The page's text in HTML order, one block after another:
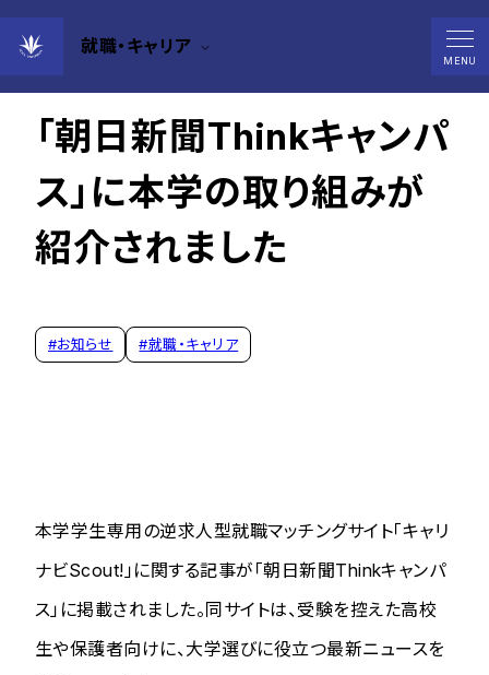
就職・キャリア
MENU
2024年10月17日
「朝日新聞Thinkキャンパ
ス」に本学の取り組みが
紹介されました
#お知らせ #就職・キャリア
本学学生専用の逆求人型就職マッチングサイト「キャリ
ナビScout!」に関する記事が「朝日新聞Thinkキャンパ
ス」に掲載されました。同サイトは、受験を控えた高校
生や保護者向けに、大学選びに役立つ最新ニュース​を